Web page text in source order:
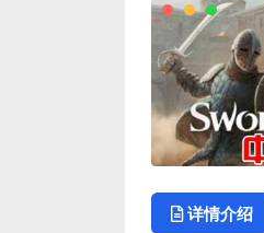
详情介绍